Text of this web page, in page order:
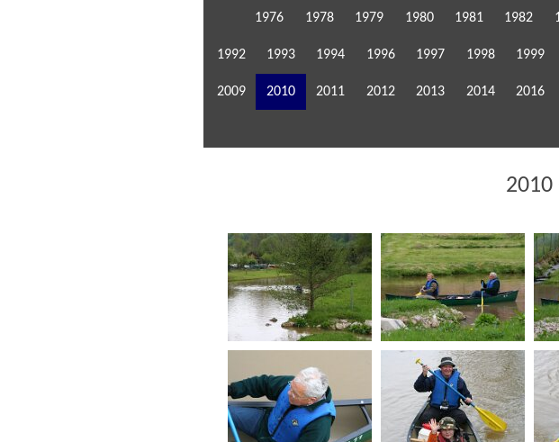
1976 1978 1979 1980 1981 1982
1992 1993 1994 1996 1997 1998 1999
2009 2010 2011 2012 2013 2014 2016
2010